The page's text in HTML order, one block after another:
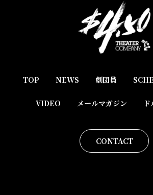
TOP NEWS 劇団員
VIDEO メールマガジン
CONTACT